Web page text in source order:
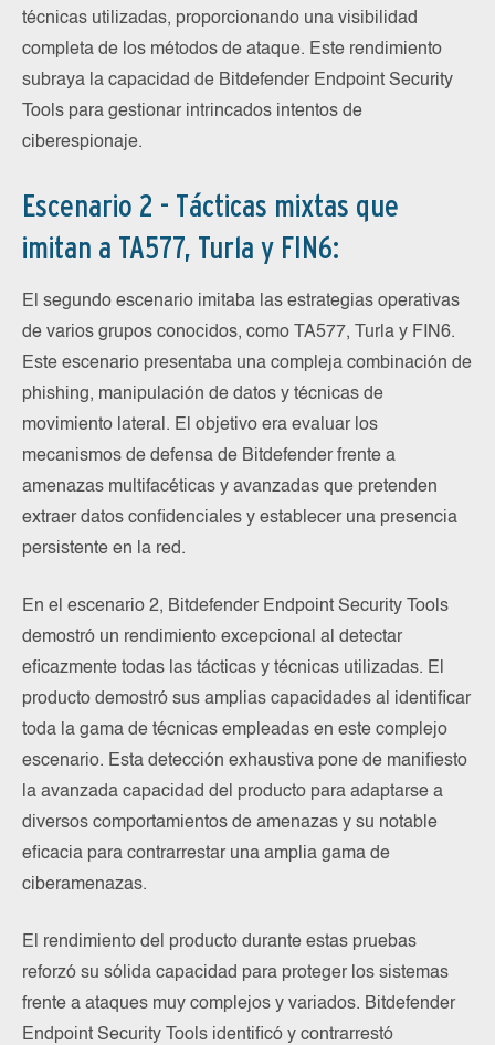
técnicas utilizadas, proporcionando una visibilidad
completa de los métodos de ataque. Este rendimiento
subraya la capacidad de Bitdefender Endpoint Security
Tools para gestionar intrincados intentos de
ciberespionaje.
Escenario 2 - Tácticas mixtas que
imitan a TA577, Turla y FIN6:
El segundo escenario imitaba las estrategias operativas
de varios grupos conocidos, como TA577, Turla y FIN6.
Este escenario presentaba una compleja combinación de
phishing, manipulación de datos y técnicas de
movimiento lateral. El objetivo era evaluar los
mecanismos de defensa de Bitdefender frente a
amenazas multifacéticas y avanzadas que pretenden
extraer datos confidenciales y establecer una presencia
persistente en la red.
En el escenario 2, Bitdefender Endpoint Security Tools
demostró un rendimiento excepcional al detectar
eficazmente todas las tácticas y técnicas utilizadas. El
producto demostró sus amplias capacidades al identificar
toda la gama de técnicas empleadas en este complejo
escenario. Esta detección exhaustiva pone de manifiesto
la avanzada capacidad del producto para adaptarse a
diversos comportamientos de amenazas y su notable
eficacia para contrarrestar una amplia gama de
ciberamenazas.
El rendimiento del producto durante estas pruebas
reforzó su sólida capacidad para proteger los sistemas
frente a ataques muy complejos y variados. Bitdefender
Endpoint Security Tools identificó y contrarrestó